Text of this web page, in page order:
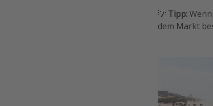
💡 Tipp:
dem Markt